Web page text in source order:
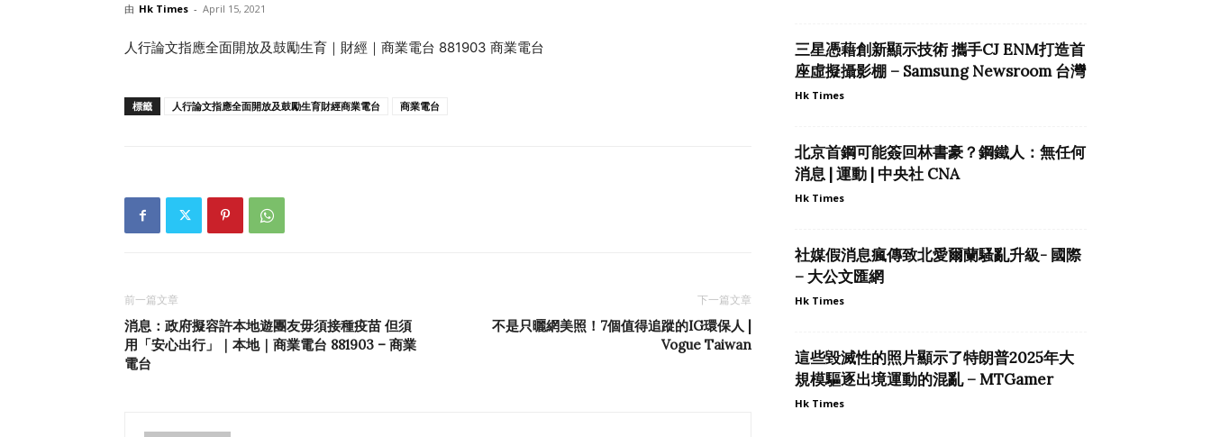
由 Hk Times - April 15, 2021
人行論文指應全面開放及鼓勵生育｜財經｜商業電台 881903 商業電台
標籤 人行論文指應全面開放及鼓勵生育財經商業電台 商業電台
前一篇文章
消息：政府擬容許本地遊團友毋須接種疫苗 但須
用「安心出行」｜本地｜商業電台 881903 – 商業
電台
下一篇文章
不是只曬網美照！7個值得追蹤的IG環保人 |
Vogue Taiwan
三星憑藉創新顯示技術 攜手CJ ENM打造首
座虛擬攝影棚 – Samsung Newsroom 台灣
Hk Times
北京首鋼可能簽回林書豪？鋼鐵人：無任何
消息 | 運動 | 中央社 CNA
Hk Times
社媒假消息瘋傳致北愛爾蘭騷亂升級- 國際
– 大公文匯網
Hk Times
這些毀滅性的照片顯示了特朗普2025年大
規模驅逐出境運動的混亂 – MTGamer
Hk Times